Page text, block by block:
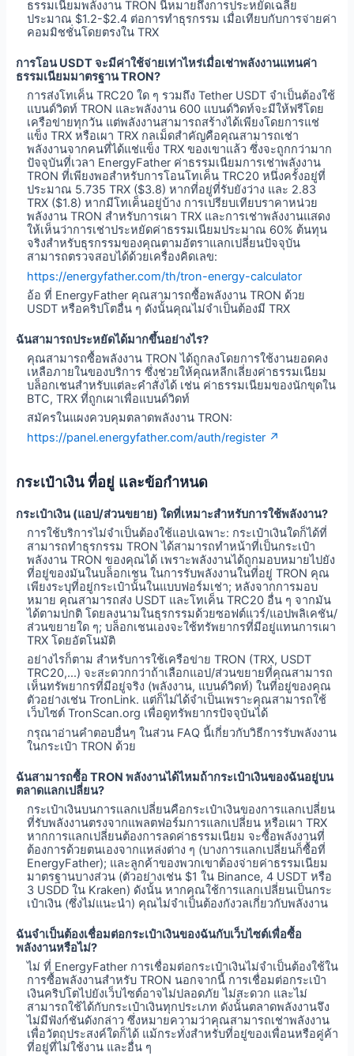
ธรรมเนียมพลังงาน TRON นี้หมายถึงการประหยัดเฉลี่ย
ประมาณ $1.2-$2.4 ต่อการทำธุรกรรม เมื่อเทียบกับการจ่ายค่า
คอมมิชชั่นโดยตรงใน TRX
การโอน USDT จะมีค่าใช้จ่ายเท่าไหร่เมื่อเช่าพลังงานแทนค่า
ธรรมเนียมมาตรฐาน TRON?
การส่งโทเค็น TRC20 ใด ๆ รวมถึง Tether USDT จำเป็นต้องใช้
แบนด์วิดท์ TRON และพลังงาน 600 แบนด์วิดท์จะมีให้ฟรีโดย
เครือข่ายทุกวัน แต่พลังงานสามารถสร้างได้เพียงโดยการแช่
แข็ง TRX หรือเผา TRX กลเม็ดสำคัญคือคุณสามารถเช่า
พลังงานจากคนที่ได้แช่แข็ง TRX ของเขาแล้ว ซึ่งจะถูกกว่ามาก
ปัจจุบันที่เวลา EnergyFather ค่าธรรมเนียมการเช่าพลังงาน
TRON ที่เพียงพอสำหรับการโอนโทเค็น TRC20 หนึ่งครั้งอยู่ที่
ประมาณ 5.735 TRX ($3.8) หากที่อยู่ที่รับยังว่าง และ 2.83
TRX ($1.8) หากมีโทเค็นอยู่บ้าง การเปรียบเทียบราคาหน่วย
พลังงาน TRON สำหรับการเผา TRX และการเช่าพลังงานแสดง
ให้เห็นว่าการเช่าประหยัดค่าธรรมเนียมประมาณ 60% ต้นทุน
จริงสำหรับธุรกรรมของคุณตามอัตราแลกเปลี่ยนปัจจุบัน
สามารถตรวจสอบได้ด้วยเครื่องคิดเลข:
https://energyfather.com/th/tron-energy-calculator
อ้อ ที่ EnergyFather คุณสามารถซื้อพลังงาน TRON ด้วย
USDT หรือคริปโตอื่น ๆ ดังนั้นคุณไม่จำเป็นต้องมี TRX
ฉันสามารถประหยัดได้มากขึ้นอย่างไร?
คุณสามารถซื้อพลังงาน TRON ได้ถูกลงโดยการใช้งานยอดคง
เหลือภายในของบริการ ซึ่งช่วยให้คุณหลีกเลี่ยงค่าธรรมเนียม
บล็อกเชนสำหรับแต่ละคำสั่งได้ เช่น ค่าธรรมเนียมของนักขุดใน
BTC, TRX ที่ถูกเผาเพื่อแบนด์วิดท์
สมัครในแผงควบคุมตลาดพลังงาน TRON:
https://panel.energyfather.com/auth/register ↗
กระเป๋าเงิน ที่อยู่ และข้อกำหนด
กระเป๋าเงิน (แอป/ส่วนขยาย) ใดที่เหมาะสำหรับการใช้พลังงาน?
การใช้บริการไม่จำเป็นต้องใช้แอปเฉพาะ: กระเป๋าเงินใดก็ได้ที่
สามารถทำธุรกรรม TRON ได้สามารถทำหน้าที่เป็นกระเป๋า
พลังงาน TRON ของคุณได้ เพราะพลังงานได้ถูกมอบหมายไปยัง
ที่อยู่ของมันในบล็อกเชน ในการรับพลังงานในที่อยู่ TRON คุณ
เพียงระบุที่อยู่กระเป๋านั้นในแบบฟอร์มเช่า; หลังจากการมอบ
หมาย คุณสามารถส่ง USDT และโทเค็น TRC20 อื่น ๆ จากมัน
ได้ตามปกติ โดยลงนามในธุรกรรมด้วยซอฟต์แวร์/แอปพลิเคชัน/
ส่วนขยายใด ๆ; บล็อกเชนเองจะใช้ทรัพยากรที่มีอยู่แทนการเผา
TRX โดยอัตโนมัติ
อย่างไรก็ตาม สำหรับการใช้เครือข่าย TRON (TRX, USDT
TRC20,...) จะสะดวกกว่าถ้าเลือกแอป/ส่วนขยายที่คุณสามารถ
เห็นทรัพยากรที่มีอยู่จริง (พลังงาน, แบนด์วิดท์) ในที่อยู่ของคุณ
ตัวอย่างเช่น TronLink. แต่ก็ไม่ได้จำเป็นเพราะคุณสามารถใช้
เว็บไซต์ TronScan.org เพื่อดูทรัพยากรปัจจุบันได้
กรุณาอ่านคำตอบอื่นๆ ในส่วน FAQ นี้เกี่ยวกับวิธีการรับพลังงาน
ในกระเป๋า TRON ด้วย
ฉันสามารถซื้อ TRON พลังงานได้ไหมถ้ากระเป๋าเงินของฉันอยู่บน
ตลาดแลกเปลี่ยน?
กระเป๋าเงินบนการแลกเปลี่ยนคือกระเป๋าเงินของการแลกเปลี่ยน
ที่รับพลังงานตรงจากแพลตฟอร์มการแลกเปลี่ยน หรือเผา TRX
หากการแลกเปลี่ยนต้องการลดค่าธรรมเนียม จะซื้อพลังงานที่
ต้องการด้วยตนเองจากแหล่งต่าง ๆ (บางการแลกเปลี่ยนก็ซื้อที่
EnergyFather); และลูกค้าของพวกเขาต้องจ่ายค่าธรรมเนียม
มาตรฐานบางส่วน (ตัวอย่างเช่น $1 ใน Binance, 4 USDT หรือ
3 USDD ใน Kraken) ดังนั้น หากคุณใช้การแลกเปลี่ยนเป็นกระ
เป๋าเงิน (ซึ่งไม่แนะนำ) คุณไม่จำเป็นต้องกังวลเกี่ยวกับพลังงาน
ฉันจำเป็นต้องเชื่อมต่อกระเป๋าเงินของฉันกับเว็บไซต์เพื่อซื้อ
พลังงานหรือไม่?
ไม่ ที่ EnergyFather การเชื่อมต่อกระเป๋าเงินไม่จำเป็นต้องใช้ใน
การซื้อพลังงานสำหรับ TRON นอกจากนี้ การเชื่อมต่อกระเป๋า
เงินคริปโตไปยังเว็บไซต์อาจไม่ปลอดภัย ไม่สะดวก และไม่
สามารถใช้ได้กับกระเป๋าเงินทุกประเภท ดังนั้นตลาดพลังงานจึง
ไม่มีฟังก์ชันดังกล่าว ซึ่งหมายความว่าคุณสามารถเช่าพลังงาน
เพื่อวัตถุประสงค์ใดก็ได้ แม้กระทั่งสำหรับที่อยู่ของเพื่อนหรือคู่ค้า
ที่อยู่ที่ไม่ใช้งาน และอื่น ๆ